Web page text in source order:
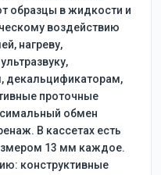
образцы в жидкости и
воздействию
нагреву,
декальцификаторам,
проточные
обмен
В кассетах есть
13 мм каждое.
конструктивные